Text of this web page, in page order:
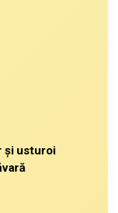
și usturoi